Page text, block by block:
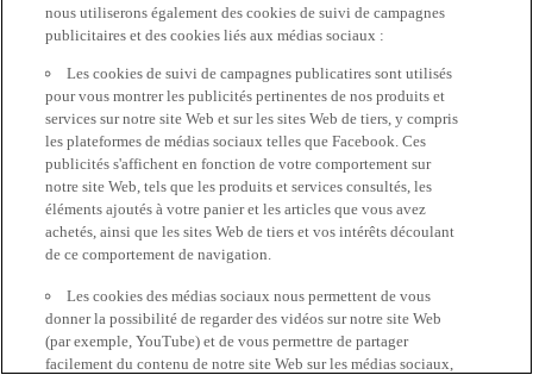
nous utiliserons également des cookies de suivi de campagnes
publicitaires et des cookies liés aux médias sociaux :
Les cookies de suivi de campagnes publicatires sont utilisés
pour vous montrer les publicités pertinentes de nos produits et
services sur notre site Web et sur les sites Web de tiers, y compris
les plateformes de médias sociaux telles que Facebook. Ces
publicités s'affichent en fonction de votre comportement sur
notre site Web, tels que les produits et services consultés, les
éléments ajoutés à votre panier et les articles que vous avez
achetés, ainsi que les sites Web de tiers et vos intérêts découlant
de ce comportement de navigation.
Les cookies des médias sociaux nous permettent de vous
donner la possibilité de regarder des vidéos sur notre site Web
(par exemple, YouTube) et de vous permettre de partager
facilement du contenu de notre site Web sur les médias sociaux,